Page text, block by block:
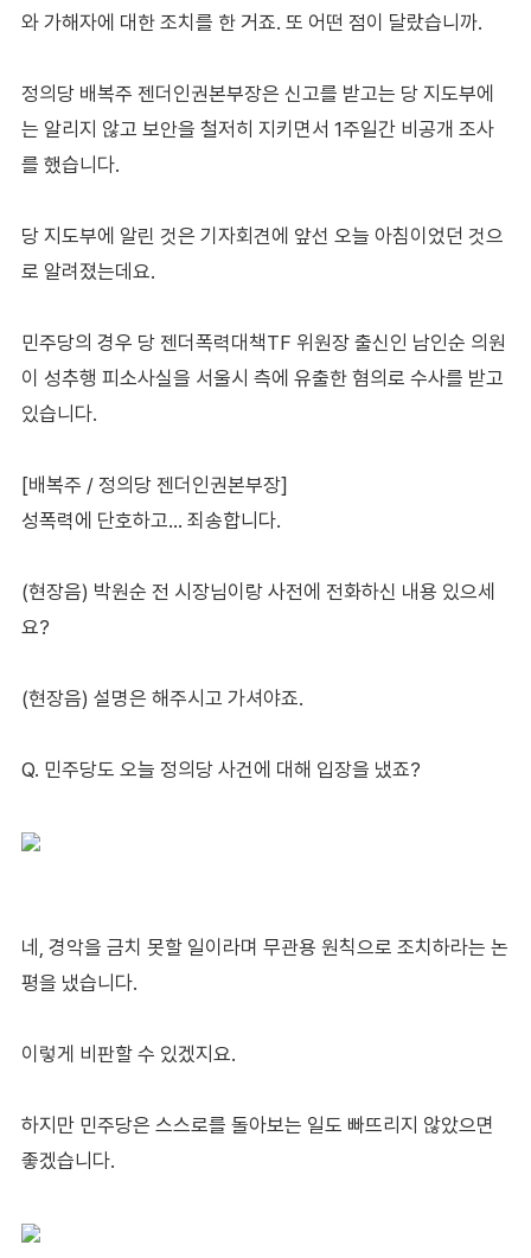
와 가해자에 대한 조치를 한 거죠. 또 어떤 점이 달랐습니까.
정의당 배복주 젠더인권본부장은 신고를 받고는 당 지도부에
는 알리지 않고 보안을 철저히 지키면서 1주일간 비공개 조사
를 했습니다.
당 지도부에 알린 것은 기자회견에 앞선 오늘 아침이었던 것으
로 알려졌는데요.
민주당의 경우 당 젠더폭력대책TF 위원장 출신인 남인순 의원
이 성추행 피소사실을 서울시 측에 유출한 혐의로 수사를 받고
있습니다.
[배복주 / 정의당 젠더인권본부장]
성폭력에 단호하고... 죄송합니다.
(현장음) 박원순 전 시장님이랑 사전에 전화하신 내용 있으세
요?
(현장음) 설명은 해주시고 가셔야죠.
Q. 민주당도 오늘 정의당 사건에 대해 입장을 냈죠?
네, 경악을 금치 못할 일이라며 무관용 원칙으로 조치하라는 논
평을 냈습니다.
이렇게 비판할 수 있겠지요.
하지만 민주당은 스스로를 돌아보는 일도 빠뜨리지 않았으면
좋겠습니다.